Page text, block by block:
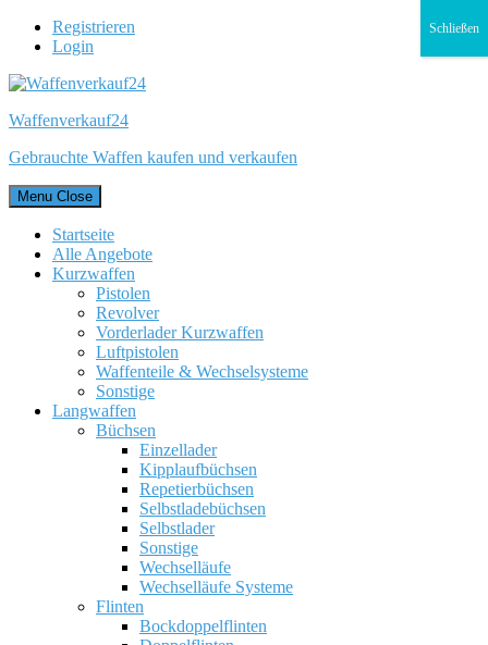
Registrieren
Login
Waffenverkauf24
Gebrauchte Waffen kaufen und verkaufen
Menu Close
Startseite
Alle Angebote
Kurzwaffen
Pistolen
Revolver
Vorderlader Kurzwaffen
Luftpistolen
Waffenteile & Wechselsysteme
Sonstige
Langwaffen
Büchsen
Einzellader
Kipplaufbüchsen
Repetierbüchsen
Selbstladebüchsen
Selbstlader
Sonstige
Wechselläufe
Wechselläufe Systeme
Flinten
Bockdoppelflinten
Schließen